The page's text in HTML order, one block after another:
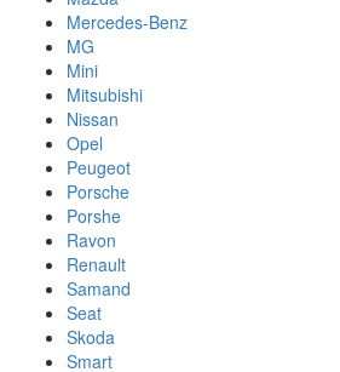
Mercedes-Benz
MG
Mini
Mitsubishi
Nissan
Opel
Peugeot
Porsche
Porshe
Ravon
Renault
Samand
Seat
Skoda
Smart